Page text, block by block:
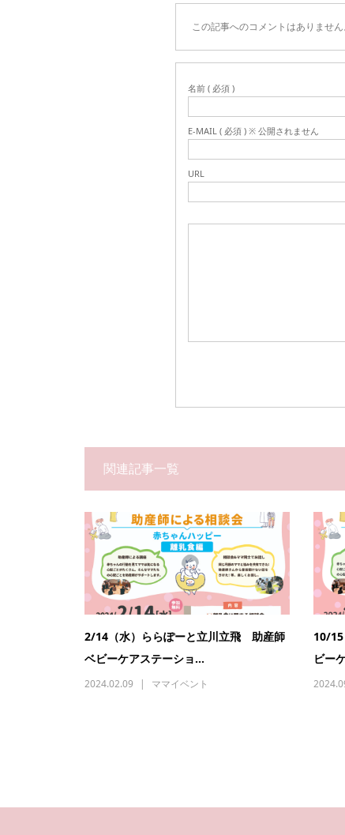
この記事へのコメントはありません
名前 ( 必須 )
E-MAIL ( 必須 ) ※ 公開されません
URL
関連記事一覧
2/14（水）ららぽーと立川立飛 助産師
ベビーケアステーショ...
2024.02.09 ママイベント
10/
ビー